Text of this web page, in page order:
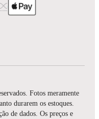
Fotos meramente
durarem os estoques.
de dados. Os preços e